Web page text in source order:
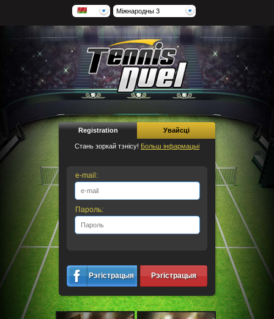
Міжнародны 3
Registration Увайсці
Стань зоркай тэнісу! Больш інфармацыі
e-mail:
Пароль:
Рэгістрацыя Рэгістрацыя